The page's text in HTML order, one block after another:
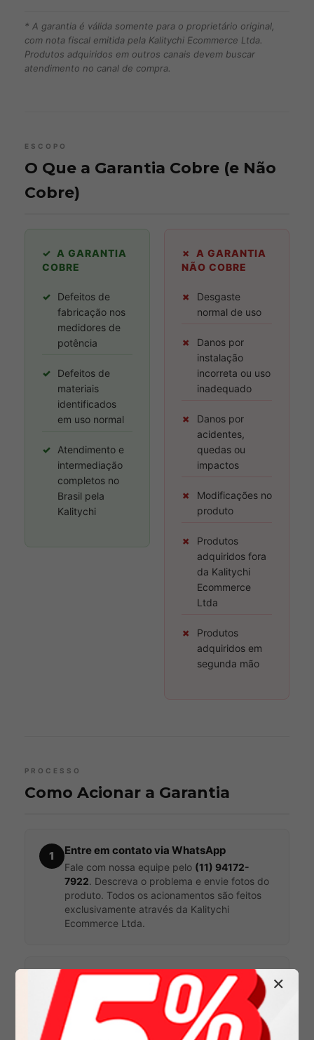
* A garantia é válida somente para o proprietário original,
com nota fiscal emitida pela Kalitychi Ecommerce Ltda.
Produtos adquiridos em outros canais devem buscar
atendimento no canal de compra.
ESCOPO
O Que a Garantia Cobre (e Não
Cobre)
✓ A GARANTIA
COBRE
✓
Defeitos de
fabricação nos
medidores de
potência
✓
Defeitos de
materiais
identificados
em uso normal
✓
Atendimento e
intermediação
completos no
Brasil pela
Kalitychi
✗ A GARANTIA
NÃO COBRE
✗
Desgaste
normal de uso
✗
Danos por
instalação
incorreta ou uso
inadequado
✗
Danos por
acidentes,
quedas ou
impactos
✗
Modificações no
produto
✗
Produtos
adquiridos fora
da Kalitychi
Ecommerce
Ltda
✗
Produtos
adquiridos em
segunda mão
PROCESSO
Como Acionar a Garantia
1 Entre em contato via WhatsApp
Fale com nossa equipe pelo (11) 94172-
7922. Descreva o problema e envie fotos do
produto. Todos os acionamentos são feitos
exclusivamente através da Kalitychi
Ecommerce Ltda.
2
Apresente o comprovante de compra
original
Tenha em mãos a nota fiscal emitida pela
Kalitychi Ecommerce Ltda e fotos detalhadas
do problema. Produtos adquiridos fora da
✕